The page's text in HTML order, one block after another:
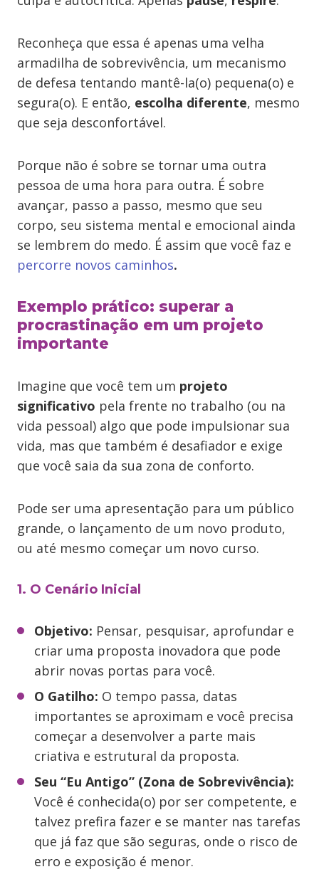
Reconheça que essa é apenas uma velha
armadilha de sobrevivência, um mecanismo
de defesa tentando mantê-la(o) pequena(o) e
segura(o). E então, escolha diferente, mesmo
que seja desconfortável.
Porque não é sobre se tornar uma outra
pessoa de uma hora para outra. É sobre
avançar, passo a passo, mesmo que seu
corpo, seu sistema mental e emocional ainda
se lembrem do medo. É assim que você faz e
percorre novos caminhos.
Exemplo prático: superar a
procrastinação em um projeto
importante
Imagine que você tem um projeto
significativo pela frente no trabalho (ou na
vida pessoal) algo que pode impulsionar sua
vida, mas que também é desafiador e exige
que você saia da sua zona de conforto.
Pode ser uma apresentação para um público
grande, o lançamento de um novo produto,
ou até mesmo começar um novo curso.
1. O Cenário Inicial
Objetivo: Pensar, pesquisar, aprofundar e
criar uma proposta inovadora que pode
abrir novas portas para você.
O Gatilho: O tempo passa, datas
importantes se aproximam e você precisa
começar a desenvolver a parte mais
criativa e estrutural da proposta.
Seu “Eu Antigo” (Zona de Sobrevivência):
Você é conhecida(o) por ser competente, e
talvez prefira fazer e se manter nas tarefas
que já faz que são seguras, onde o risco de
erro e exposição é menor.